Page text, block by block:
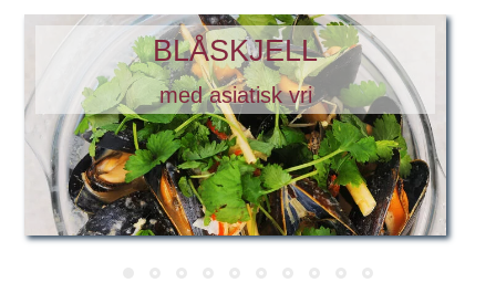
BLÅSKJELL
med asiatisk vri